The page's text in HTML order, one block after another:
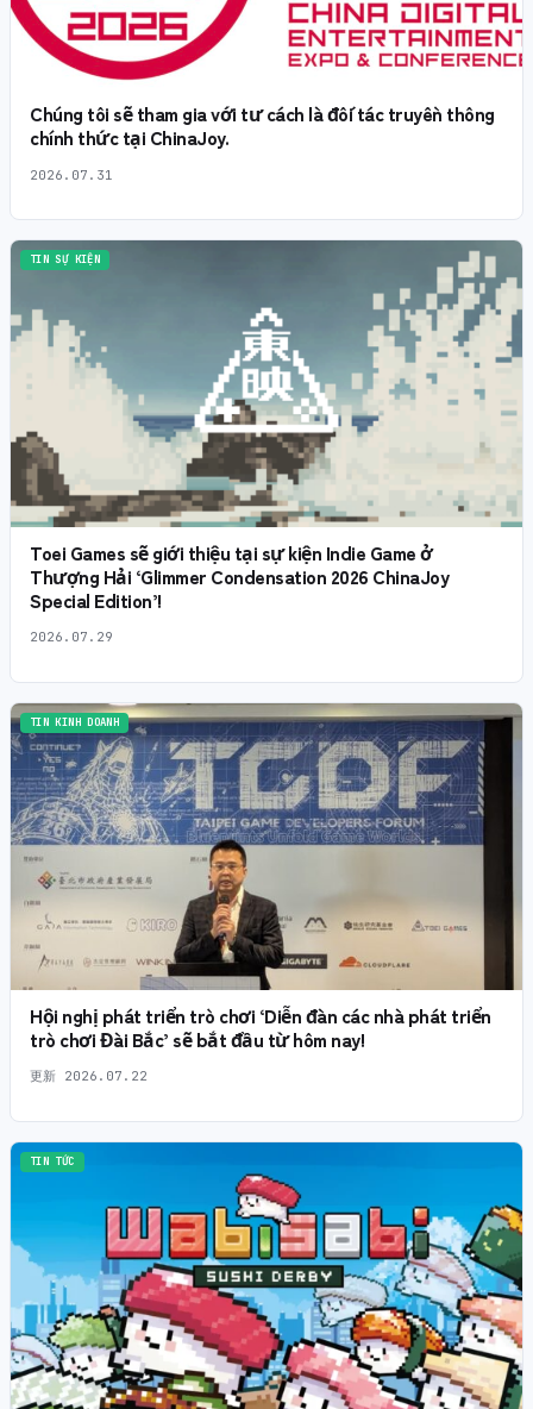
Chúng tôi sẽ tham gia với tư cách là đối tác truyền thông
chính thức tại ChinaJoy.
2026.07.31
TIN SỰ KIỆN
Toei Games sẽ giới thiệu tại sự kiện Indie Game ở
Thượng Hải ‘Glimmer Condensation 2026 ChinaJoy
Special Edition’!
2026.07.29
TIN KINH DOANH
Hội nghị phát triển trò chơi ‘Diễn đàn các nhà phát triển
trò chơi Đài Bắc’ sẽ bắt đầu từ hôm nay!
更新 2026.07.22
TIN TỨC